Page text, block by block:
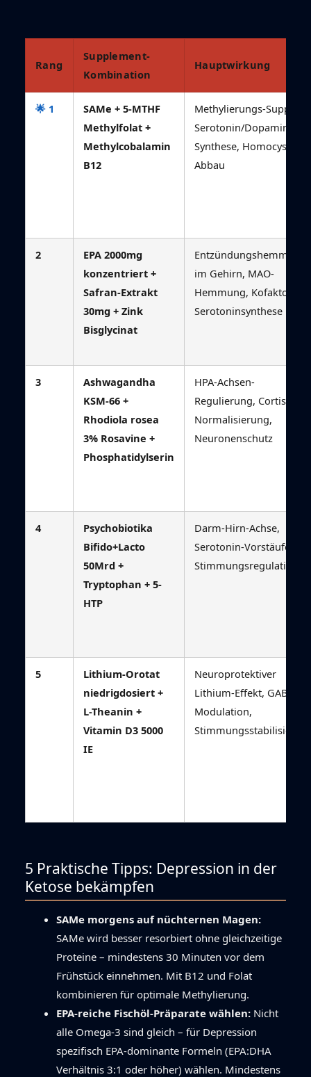
Rang
Supplement-
Kombination
Hauptwirkung
🌟 1
SAMe + 5-MTHF
Methylfolat +
Methylcobalamin
B12
Methylierungs-Support,
Serotonin/Dopamin-
Synthese, Homocystein-
Abbau
2
EPA 2000mg
konzentriert +
Safran-Extrakt
30mg + Zink
Bisglycinat
Entzündungshemmung
im Gehirn, MAO-
Hemmung, Kofaktor
Serotoninsynthese
3
Ashwagandha
KSM-66 +
Rhodiola rosea
3% Rosavine +
Phosphatidylserin
HPA-Achsen-
Regulierung, Cortisol-
Normalisierung,
Neuronenschutz
4
Psychobiotika
Bifido+Lacto
50Mrd +
Tryptophan + 5-
HTP
Darm-Hirn-Achse,
Serotonin-Vorstäufer,
Stimmungsregulation
5
Lithium-Orotat
niedrigdosiert +
L-Theanin +
Vitamin D3 5000
IE
Neuroprotektiver
Lithium-Effekt, GABA-
Modulation,
5 Praktische Tipps: Depression in der
Ketose bekämpfen
SAMe morgens auf nüchternen Magen:
SAMe wird besser resorbiert ohne gleichzeitige
Proteine – mindestens 30 Minuten vor dem
Frühstück einnehmen. Mit B12 und Folat
kombinieren für optimale Methylierung.
EPA-reiche Fischöl-Präparate wählen: Nicht
alle Omega-3 sind gleich – für Depression
spezifisch EPA-dominante Formeln (EPA:DHA
Verhältnis 3:1 oder höher) wählen. Mindestens